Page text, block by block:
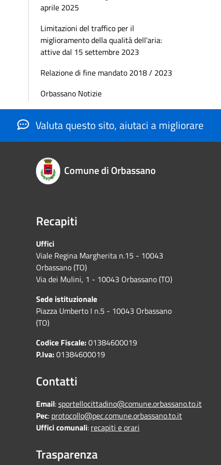
aprile 2025
Limitazioni del traffico per il
miglioramento della qualità dell'aria:
attive dal 15 settembre 2023
Relazione di fine mandato 2018 / 2023
Orbassano Notizie
Valuta questo sito, aiutaci a migliorare
Comune di Orbassano
Recapiti
Uffici
Viale Regina Margherita n.15 - 10043
Orbassano (TO)
Via dei Mulini, 1 - 10043 Orbassano (TO)
Sede istituzionale
Piazza Umberto I n.5 - 10043 Orbassano
(TO)
Codice Fiscale:01384600019
P.Iva:01384600019
Contatti
Email:sportellocittadino@comune.orbassano.to.it
Pec: protocollo@pec.comune.orbassano.to.it
Uffici comunali: recapiti e orari
Trasparenza